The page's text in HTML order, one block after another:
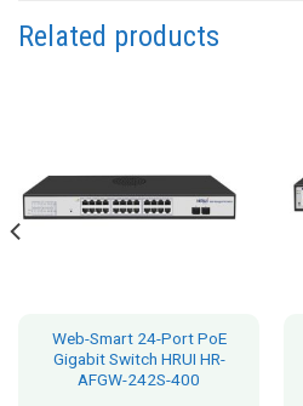
Related products
Web-Smart 24-Port PoE
Gigabit Switch HRUI HR-
AFGW-242S-400